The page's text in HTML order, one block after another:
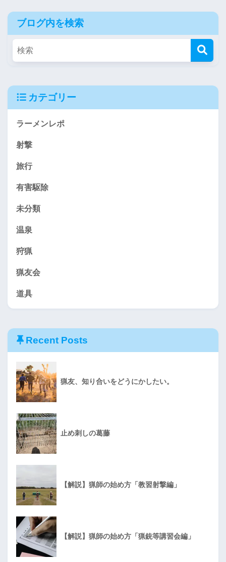
ブログ内を検索
カテゴリー
ラーメンレポ
射撃
旅行
有害駆除
未分類
温泉
狩猟
猟友会
道具
Recent Posts
猟友、知り合いをどうにかしたい。
止め刺しの葛藤
【解説】猟師の始め方「教習射撃編」
【解説】猟師の始め方「猟銃等講習会編」